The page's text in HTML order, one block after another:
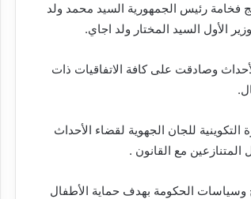
فخامة رئيس الجمهورية السيد محمد ولد
الأول السيد المختار ولد اجاي.
وصادقت على كافة الاتفاقيات ذات
للجان الجهوية لقضاء الأحداث
مع القانون .
وسياسات الحكومة بهدف حماية الأطفال